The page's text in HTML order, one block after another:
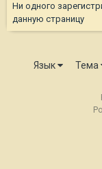
Ни одного
данную страницу
Язык Тема